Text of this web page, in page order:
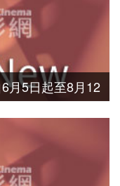
月5日起至8月12
報名參賽。